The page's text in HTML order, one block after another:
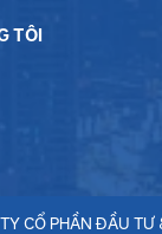
TÔI
CỔ PHẦN ĐẦU